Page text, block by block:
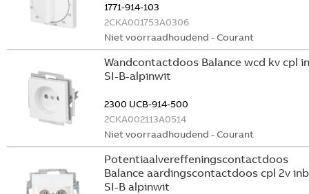
1771-914-103
2CKA001753A0306
Niet voorraadhoudend - Courant
Wandcontactdoos Balance wcd kv cpl
SI-B-alpinwit
2300 UCB-914-500
2CKA002113A0514
Niet voorraadhoudend - Courant
Potentiaalvereffeningscontactdoos
Balance aardingscontactdoos cpl 2v inb
SI-B alpinwit